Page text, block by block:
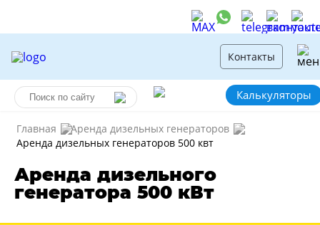
Контакты
Калькуляторы
Главная
Аренда дизельных генераторов
Аренда дизельных генераторов 500 квт
Аренда дизельного
генератора 500 кВт